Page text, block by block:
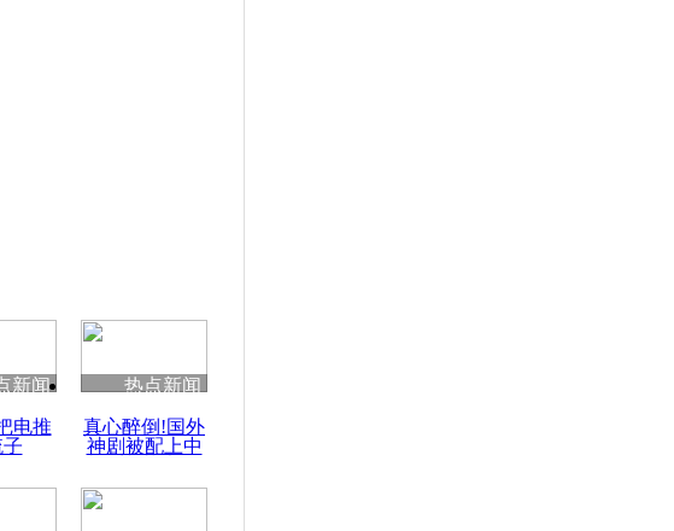
因
度苗族花山节
新闻
电推
热点新闻
真心醉倒!国外
神剧被配上中